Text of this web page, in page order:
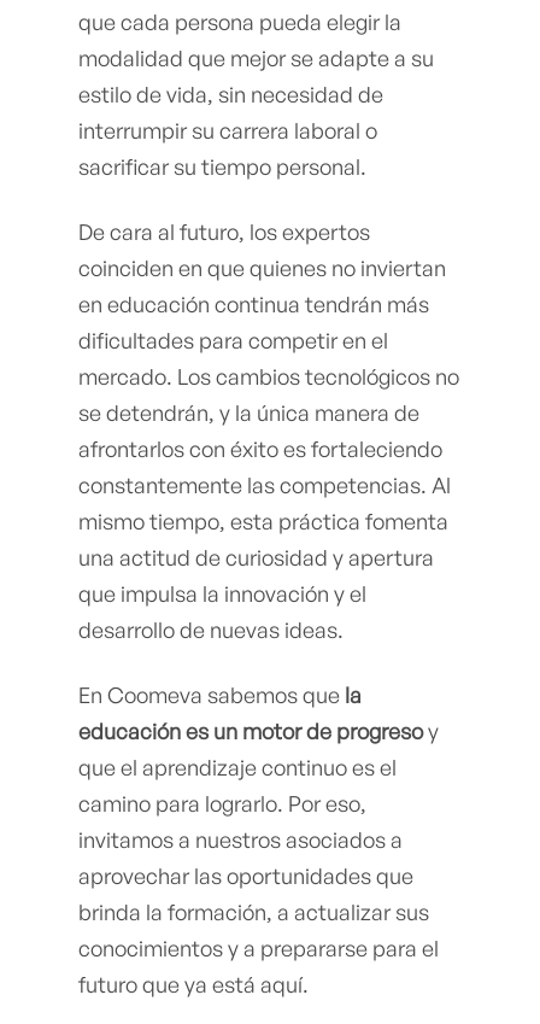
que cada persona pueda elegir la
modalidad que mejor se adapte a su
estilo de vida, sin necesidad de
interrumpir su carrera laboral o
sacrificar su tiempo personal.
De cara al futuro, los expertos
coinciden en que quienes no inviertan
en educación continua tendrán más
dificultades para competir en el
mercado. Los cambios tecnológicos no
se detendrán, y la única manera de
afrontarlos con éxito es fortaleciendo
constantemente las competencias. Al
mismo tiempo, esta práctica fomenta
una actitud de curiosidad y apertura
que impulsa la innovación y el
desarrollo de nuevas ideas.
En Coomeva sabemos que la
educación es un motor de progresoy
que el aprendizaje continuo es el
camino para lograrlo. Por eso,
invitamos a nuestros asociados a
aprovechar las oportunidades que
brinda la formación, a actualizar sus
conocimientos y a prepararse para el
futuro que ya está aquí.